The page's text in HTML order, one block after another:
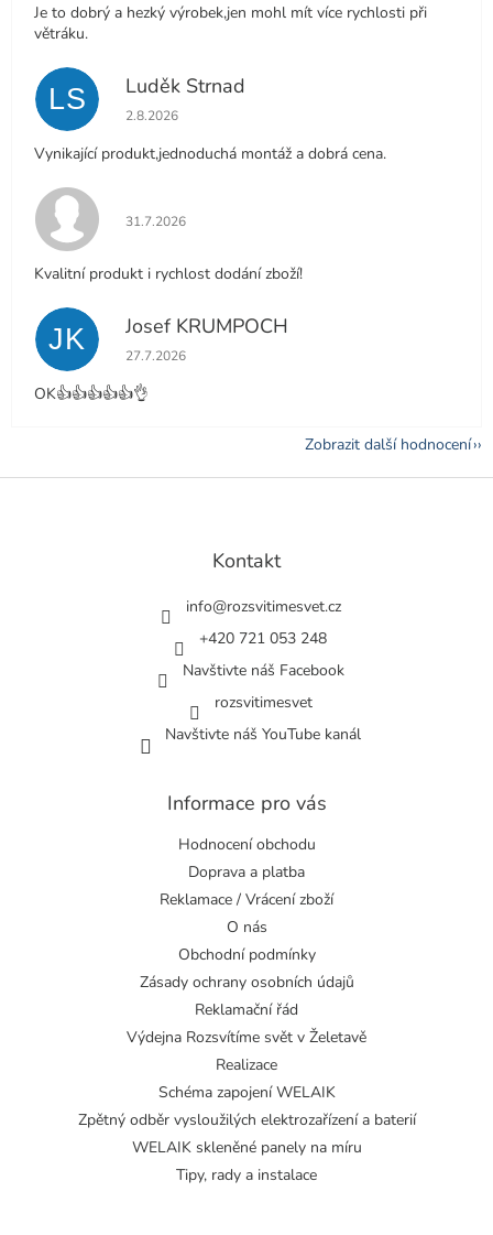
Je to dobrý a hezký výrobek,jen mohl mít více rychlosti při
větráku.
LS Luděk Strnad
Hodnocení obchodu je 5 z 5 hvězdiček.
2.8.2026
Vynikající produkt,jednoduchá montáž a dobrá cena.
Hodnocení obchodu je 5 z 5 hvězdiček.
31.7.2026
Kvalitní produkt i rychlost dodání zboží!
JK Josef KRUMPOCH
Hodnocení obchodu je 5 z 5 hvězdiček.
27.7.2026
OK👍👍👍👍👍👌
Zobrazit další hodnocení
Z
Kontakt
info@rozsvitimesvet.cz
+420 721 053 248
Navštivte náš Facebook
rozsvitimesvet
Navštivte náš YouTube kanál
Informace pro vás
Hodnocení obchodu
Doprava a platba
Reklamace / Vrácení zboží
O nás
Obchodní podmínky
Zásady ochrany osobních údajů
Reklamační řád
Výdejna Rozsvítíme svět v Želetavě
Realizace
Schéma zapojení WELAIK
Zpětný odběr vysloužilých elektrozařízení a baterií
WELAIK skleněné panely na míru
Tipy, rady a instalace